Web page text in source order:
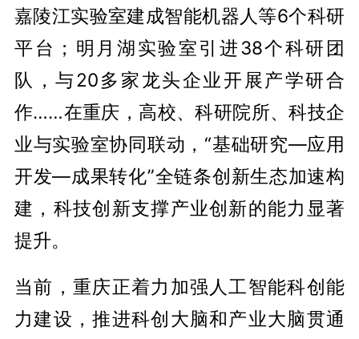
嘉陵江实验室建成智能机器人等6个科研
平台；明月湖实验室引进38个科研团
队，与20多家龙头企业开展产学研合
作……在重庆，高校、科研院所、科技企
业与实验室协同联动，“基础研究—应用
开发—成果转化”全链条创新生态加速构
建，科技创新支撑产业创新的能力显著
提升。
当前，重庆正着力加强人工智能科创能
力建设，推进科创大脑和产业大脑贯通